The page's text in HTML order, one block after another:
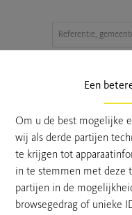
Een
Om u de best mogelijke
wij als derde partijen
te krijgen tot
in te stemmen met deze
partijen in de
browsegedrag of unieke